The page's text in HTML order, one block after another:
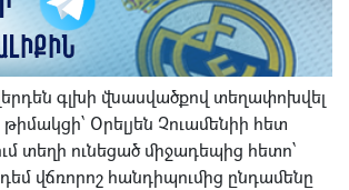
գլխի վնասվածքով տեղափոխվել
Օրելյեն Չուամենիի հետ
տեղի ունեցած միջադեպից հետո՝
վճռորոշ հանդիպումից ընդամենը